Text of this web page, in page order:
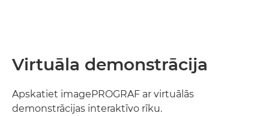
Virtuāla demonstrācija
Apskatiet imagePROGRAF ar virtuālās
demonstrācijas interaktīvo rīku.